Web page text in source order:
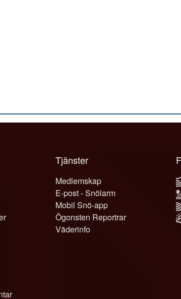
Tjänster
Medlemskap
E-post - Snölarm
Mobil Snö-app
Ögonsten Reportrar
Väderinfo